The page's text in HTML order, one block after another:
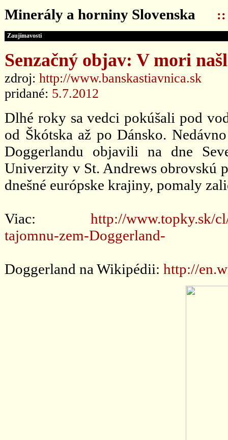
Minerály a horniny Slovenska ::
Zaujímavosti
Senzačný objav: V mori
zdroj: http://www.banskastiavnica.sk
pridané: 5.7.2012
Dlhé roky sa vedci pokúšali pod
od Škótska až po Dánsko.
Doggerlandu objavili na dne
Univerzity v St. Andrews obrovskú
dnešné európske krajiny, pomaly
Viac: http://www.topky.sk/
tajomnu-zem-Doggerland-
Doggerland na Wikipédii: http://